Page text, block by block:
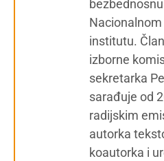
institutu.
izborne
sekretarka
sarađuje od
radijskim
autorka
koautorka i